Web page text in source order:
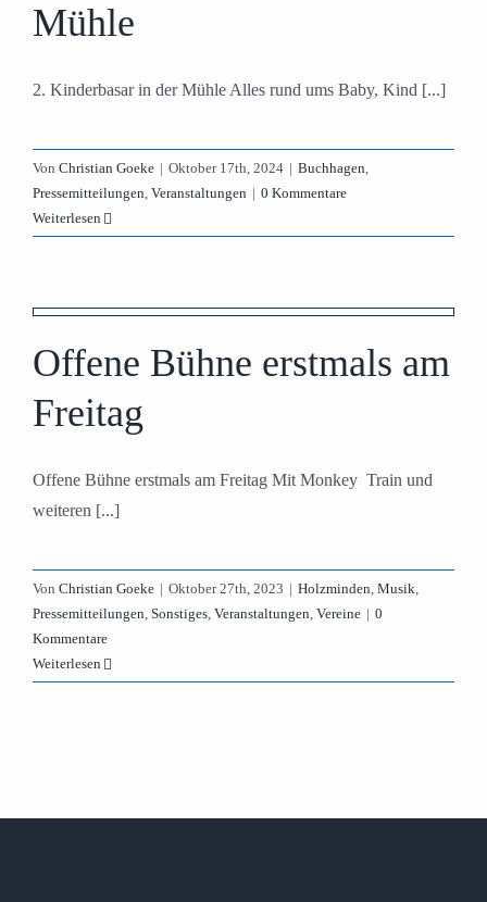
Mühle
2. Kinderbasar in der Mühle Alles rund ums Baby, Kind [...]
Von Christian Goeke | Oktober 17th, 2024 | Buchhagen,
Pressemitteilungen, Veranstaltungen | 0 Kommentare
Weiterlesen
Offene Bühne erstmals am
Freitag
Offene Bühne erstmals am Freitag Mit Monkey Train und
weiteren [...]
Von Christian Goeke | Oktober 27th, 2023 | Holzminden, Musik,
Pressemitteilungen, Sonstiges, Veranstaltungen, Vereine | 0
Kommentare
Weiterlesen